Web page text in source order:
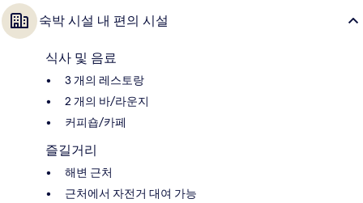
숙박 시설 내 편의 시설
식사 및 음료
3 개의 레스토랑
2 개의 바/라운지
커피숍/카페
즐길거리
해변 근처
근처에서 자전거 대여 가능